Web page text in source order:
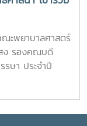
มชมบริเวณรอบ
วิทยาลัย ได้แก่
งงาน เพื่อเรียนรู้
ทยาลัยแม่โจ้เปิด
ว นับว่าเป็นการ
ยความร่วมมือ
การแก้ไขปัญหา
รากฐานสำคัญใน
ละจริยธรรมต่อไป
ควบคู่ไปกับการ
ไรก็ตาม การเปิด
นก้าวสำคัญของ
พของนักศึกษา
รสร้างสภาพ
ะพยาบาลศาสตร์
ง รองคณบดี
ษา ประจำปี
โจ้ผู้เข้าร่วมพิธี